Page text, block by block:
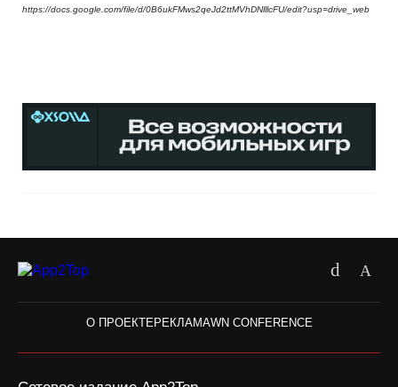
https://docs.google.com/file/d/0B6ukFMws2qeJd2ttMVhDNlllcFU/edit?usp=drive_web
О ПРОЕКТЕРЕКЛАМАWN CONFERENCE